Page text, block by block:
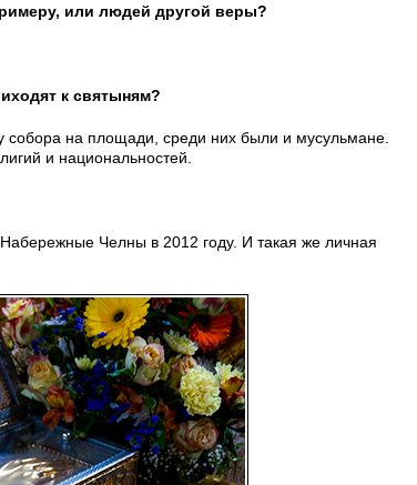
или людей другой веры?
к святыням?
собора на площади, среди них были и мусульмане.
и национальностей.
Челны в 2012 году. И такая же личная